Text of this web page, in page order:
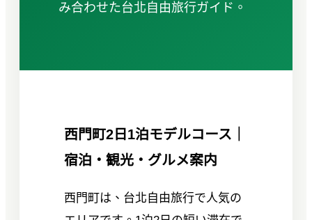
み合わせた台北自由旅行ガイド。
西門町2日1泊モデルコース｜
宿泊・観光・グルメ案内
西門町は、台北自由旅行で人気の